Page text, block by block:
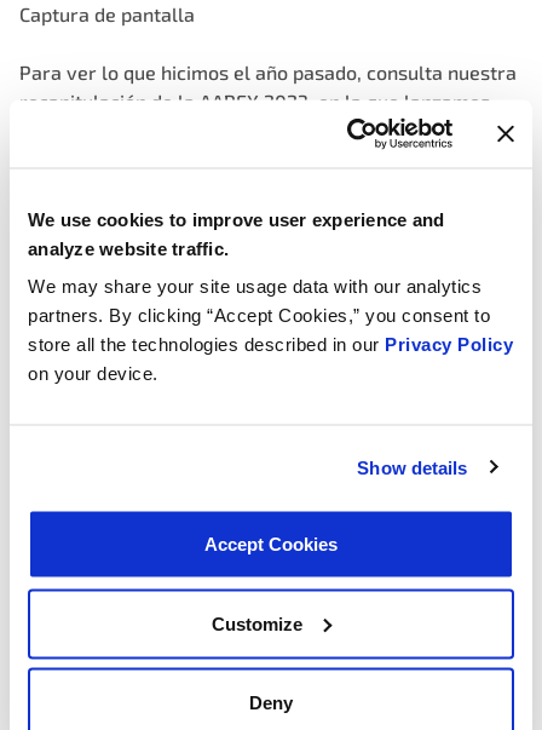
We use cookies to improve user experience and
analyze website traffic.
We may share your site usage data with our analytics
partners. By clicking “Accept Cookies,” you consent to
store all the technologies described in our Privacy Policy
on your device.
Show details
Accept Cookies
Customize
Deny
Captura de pantalla
Para ver lo que hicimos el año pasado, consulta nuestra
recapitulación de la AAPEX 2023, en la que lanzamos
170 productos nuevos y compartimos ideas sobre el